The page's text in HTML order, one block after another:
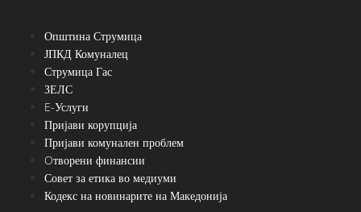
Општина Струмица
ЈПКД Комуналец
Струмица Гас
ЗЕЛС
E-Услуги
Пријави корупција
Пријави комунален проблем
Oтворени финансии
Совет за етика во медиуми
Кодекс на новинарите на Македонија